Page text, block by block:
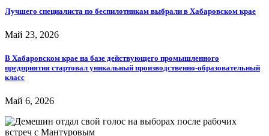
Лучшего специалиста по беспилотникам выбрали в Хабаровском крае
Май 23, 2026
В Хабаровском крае на базе действующего промышленного
предприятия стартовал уникальный производственно-образовательный
класс
Май 6, 2026